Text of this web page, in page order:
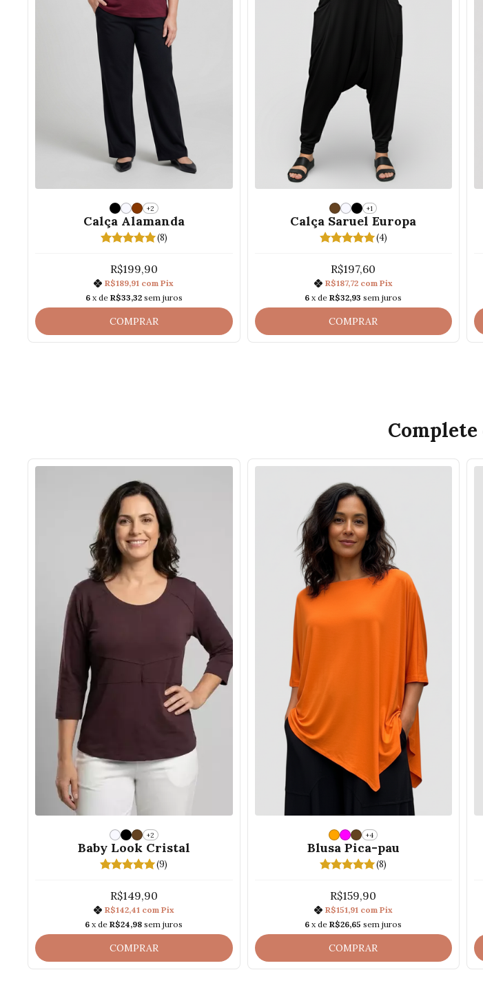
+2
Calça Alamanda
(8)
R$199,90
R$189,91 com Pix
6 x de R$33,32 sem juros
COMPRAR
+1
Calça Saruel Europa
(4)
R$197,60
R$187,72 com Pix
6 x deR$32,93 sem juros
COMPRAR
+2
Baby Look Cristal
(9)
R$149,90
R$142,41 com Pix
6 x deR$24,98 sem juros
COMPRAR
+4
Blusa Pica-pau
(8)
R$159,90
R$151,91 com Pix
6 x deR$26,65 sem juros
COMPRAR